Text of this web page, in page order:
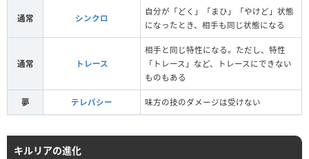
通常 シンクロ
自分が「どく」「まひ」「やけど」状態
になったとき、相手も同じ状態になる
通常 トレース
相手と同じ特性になる。ただし、特性
「トレース」など、トレースにできない
ものもある
夢 テレパシー 味方の技のダメージは受けない
キルリアの進化